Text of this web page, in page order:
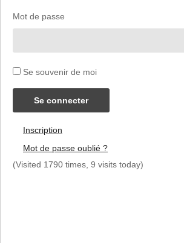
Mot de passe
Se souvenir de moi
Se connecter
Inscription
Mot de passe oublié ?
(Visited 1790 times, 9 visits today)